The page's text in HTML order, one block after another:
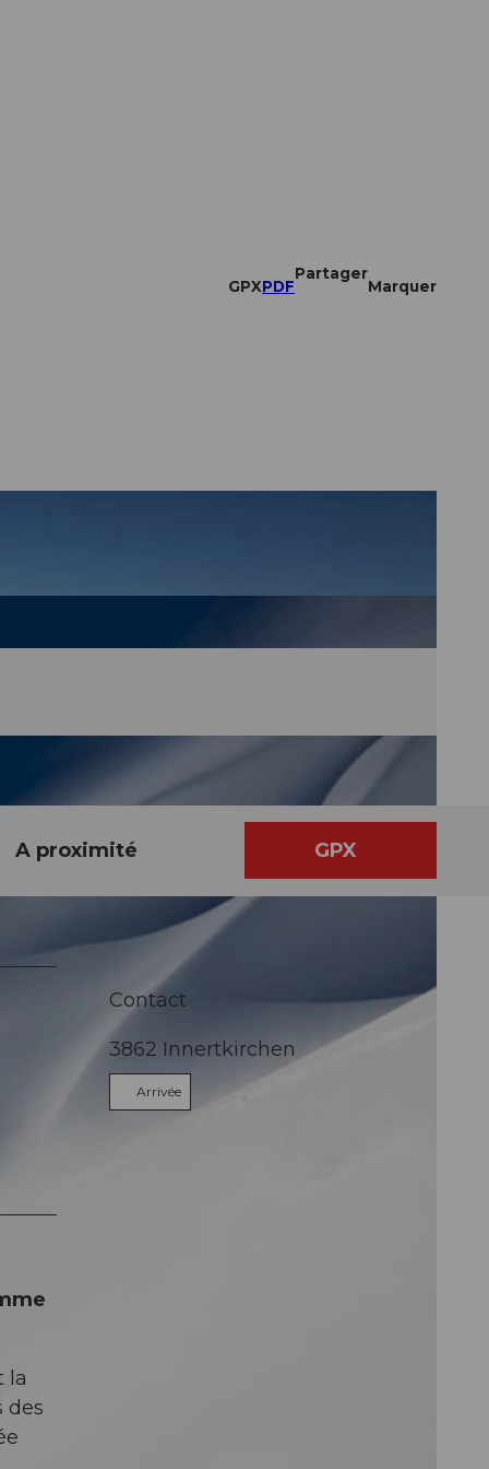
GPXPDF
Partager
Marquer
A proximité GPX
la
des
Contact
3862 Innertkirchen
Arrivée